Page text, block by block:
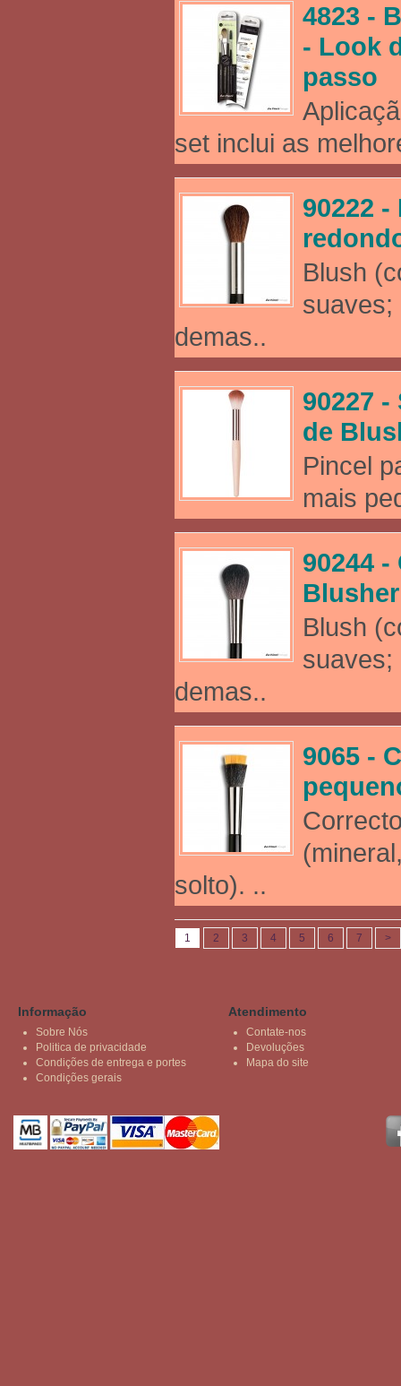
4823 -
- Look
passo
set inclui as
90222
Blush
suaves;
demas..
90227
de
Pincel
mais
90244
Blush
suaves;
demas..
9065 -
solto). ..
1 2 3 4 5 6 7 >
Informação
Sobre Nós
Politica de privacidade
Condições de entrega e portes
Condições gerais
Atendimento
Contate-nos
Devoluções
Mapa do site